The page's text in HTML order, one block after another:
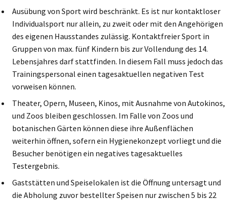
Ausübung von Sport wird beschränkt. Es ist nur kontaktloser
Individualsport nur allein, zu zweit oder mit den Angehörigen
des eigenen Hausstandes zulässig. Kontaktfreier Sport in
Gruppen von max. fünf Kindern bis zur Vollendung des 14.
Lebensjahres darf stattfinden. In diesem Fall muss jedoch das
Trainingspersonal einen tagesaktuellen negativen Test
vorweisen können.
Theater, Opern, Museen, Kinos, mit Ausnahme von Autokinos,
und Zoos bleiben geschlossen. Im Falle von Zoos und
botanischen Gärten können diese ihre Außenflächen
weiterhin öffnen, sofern ein Hygienekonzept vorliegt und die
Besucher benötigen ein negatives tagesaktuelles
Testergebnis.
Gaststätten und Speiselokalen ist die Öffnung untersagt und
die Abholung zuvor bestellter Speisen nur zwischen 5 bis 22